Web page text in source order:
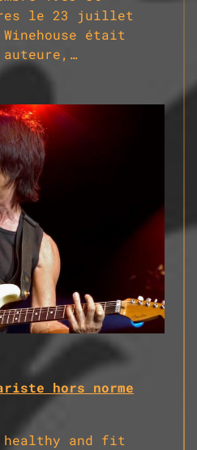
le 23 juillet
Wine­house était
auteure,…
hors norme
healthy and fit